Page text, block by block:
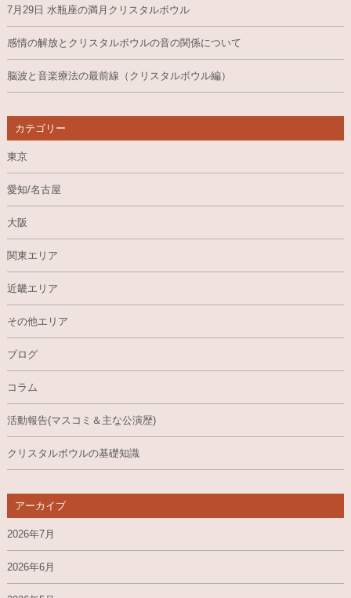
7月29日 水瓶座の満月クリスタルボウル
感情の解放とクリスタルボウルの音の関係について
脳波と音楽療法の最前線（クリスタルボウル編）
カテゴリー
東京
愛知/名古屋
大阪
関東エリア
近畿エリア
その他エリア
ブログ
コラム
活動報告(マスコミ＆主な公演歴)
クリスタルボウルの基礎知識
アーカイブ
2026年7月
2026年6月